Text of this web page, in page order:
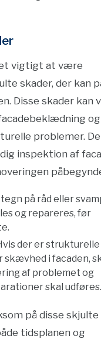
vigtigt at være
skader, der kan
Disse skader kan
problemer.
inspektion af
på råd eller
og repareres, før
der er strukturelle
i facaden,
af problemet og
skal udføres.
på disse skjulte
tidsplanen og